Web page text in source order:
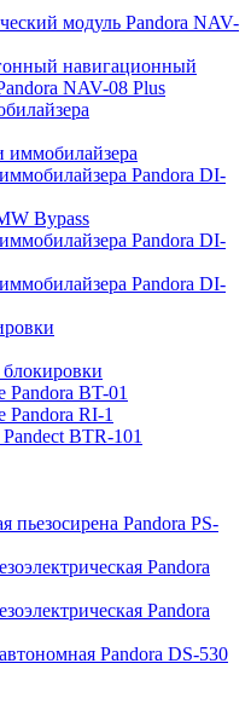
модуль Pandora NAV-
навигационный
NAV-08 Plus
иммобилайзера
Pandora DI-
Bypass
Pandora DI-
Pandora DI-
Pandora BT-01
Pandora RI-1
BTR-101
пьезосирена Pandora PS-
Pandora
Pandora
Pandora DS-530